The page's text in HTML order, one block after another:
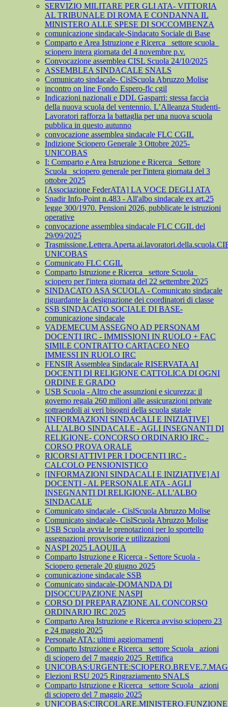
SERVIZIO MILITARE PER GLI ATA- VITTORIA
AL TRIBUNALE DI ROMA E CONDANNA IL
MINISTERO ALLE SPESE DI SOCCOMBENZA
comunicazione sindacale-Sindacato Sociale di Base
Comparto e Area Istruzione e Ricerca_ settore scuola_
sciopero intera giornata del 4 novembre p.v.
Convocazione assemblea CISL Scuola 24/10/2025
ASSEMBLEA SINDACALE SNALS
Comunicato sindacale- CislScuola Abruzzo Molise
incontro on line Fondo Espero-flc cgil
Indicazioni nazionali e DDL Gasparri: stessa faccia
della nuova scuola del ventennio. L’Alleanza Studenti-
Lavoratori rafforza la battaglia per una nuova scuola
pubblica in questo autunno
convocazione assemblea sindacale FLC CGIL
Indizione Sciopero Generale 3 Ottobre 2025-
UNICOBAS
I: Comparto e Area Istruzione e Ricerca_ Settore
Scuola_ sciopero generale per l'intera giornata del 3
ottobre 2025
[Associazione FederATA] LA VOCE DEGLI ATA
Snadir Info-Point n.483 - All'albo sindacale ex art.25
legge 300/1970. Pensioni 2026, pubblicate le istruzioni
operative
convocazione assemblea sindacale FLC CGIL del
29/09/2025
UNICOBAS
Comunicato FLC CGIL
Comparto Istruzione e Ricerca_ settore Scuola_
sciopero per l'intera giornata del 22 settembre 2025
SINDACATO ASA SCUOLA - Comunicato sindacale
riguardante la designazione dei coordinatori di classe
SSB SINDACATO SOCIALE DI BASE-
comunicazione sindacale
VADEMECUM ASSEGNO AD PERSONAM
DOCENTI IRC - IMMISSIONI IN RUOLO + FAC
SIMILE CONTRATTO CARTACEO NEO
IMMESSI IN RUOLO IRC
FENSIR Assemblea Sindacale RISERVATA AI
DOCENTI DI RELIGIONE CATTOLICA DI OGNI
ORDINE E GRADO
USB Scuola - Altro che assunzioni e sicurezza: il
governo regala 260 milioni alle assicurazioni private
sottraendoli ai veri bisogni della scuola statale
[INFORMAZIONI SINDACALI E INIZIATIVE]
ALL'ALBO SINDACALE - AGLI INSEGNANTI DI
RELIGIONE- CONCORSO ORDINARIO IRC -
CORSO PROVA ORALE
RICORSI ATTIVI PER I DOCENTI IRC -
CALCOLO PENSIONISTICO
[INFORMAZIONI SINDACALI E INIZIATIVE] AI
DOCENTI - AL PERSONALE ATA - AGLI
INSEGNANTI DI RELIGIONE- ALL'ALBO
SINDACALE
Comunicato sindacale - CislScuola Abruzzo Molise
Comunicato sindacale- CislScuola Abruzzo Molise
USB Scuola avvia le prenotazioni per lo sportello
assegnazioni provvisorie e utilizzazioni
NASPI 2025 LAQUILA
Comparto Istruzione e Ricerca - Settore Scuola -
Sciopero generale 20 giugno 2025
comunicazione sindacale SSB
Comunicato sindacale-DOMANDA DI
DISOCCUPAZIONE NASPI
CORSO DI PREPARAZIONE AL CONCORSO
ORDINARIO IRC 2025
Comparto Area Istruzione e Ricerca avviso sciopero 23
e 24 maggio 2025
Personale ATA: ultimi aggiornamenti
Comparto Istruzione e Ricerca_ settore Scuola_ azioni
di sciopero del 7 maggio 2025_Rettifica
Elezioni RSU 2025 Ringraziamento SNALS
Comparto Istruzione e Ricerca_ settore Scuola_ azioni
di sciopero del 7 maggio 2025